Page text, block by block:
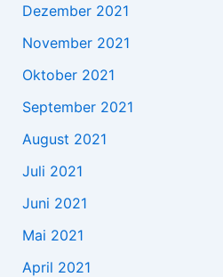
Dezember 2021
November 2021
Oktober 2021
September 2021
August 2021
Juli 2021
Juni 2021
Mai 2021
April 2021